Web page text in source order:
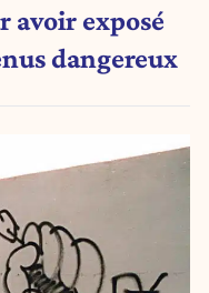
avoir exposé
dangereux